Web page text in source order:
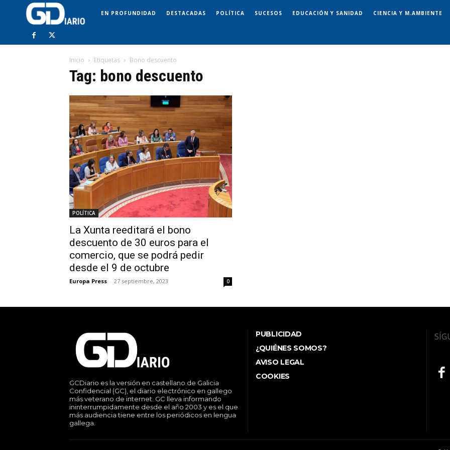
EN PROFUNDIDAD DESTACADAS POLÍTICA SUCESOS EDUCACIÓN Y SANIDAD CIENCIA Y M.AMBIENTE
Inicio Etiquetas Bono descuento
Tag: bono descuento
POLÍTICA
La Xunta reeditará el bono
descuento de 30 euros para el
comercio, que se podrá pedir
desde el 9 de octubre
Europa Press - 27 septiembre, 2023 0
GCDiario es la versión en castellano de Galicia
Confidencial (GC), el diario electrónico en gallego
más veterano de internet. GC lleva informando
ininterrumpidamente desde el año 2003 y es el que
más audiencia tiene entre los periódicos en lengua
gallega.
PUBLICIDAD
¿QUIÉNES SOMOS?
AVISO LEGAL
COOKIES